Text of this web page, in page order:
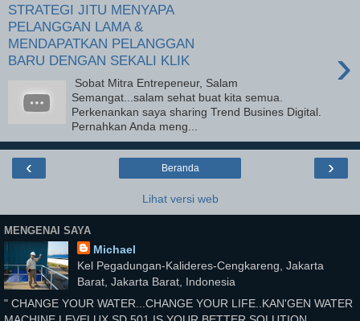
STRATEGI JITU MENYAPA
PELANGGAN LAMA &
MENDAPATKAN PELANGGAN
BARU DENGAN SEKALI KLIK
›
Sobat Mitra Entrepeneur, Salam
Semangat...salam sehat buat kita semua.
Perkenankan saya sharing Trend Busines Digital.
Pernahkan Anda meng...
‹ ›
Beranda
Lihat versi web
MENGENAI SAYA
Michael
Kel Pegadungan-Kalideres-Cengkareng, Jakarta
Barat, Jakarta Barat, Indonesia
" CHANGE YOUR WATER...CHANGE YOUR LIFE..KAN'GEN WATER